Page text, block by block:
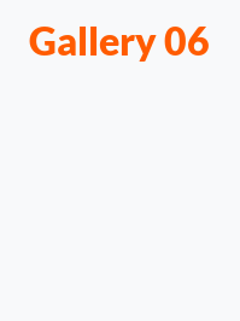
Gallery 06